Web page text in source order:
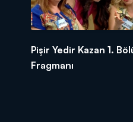
Pişir Yedir Kazan 1.
Fragmanı